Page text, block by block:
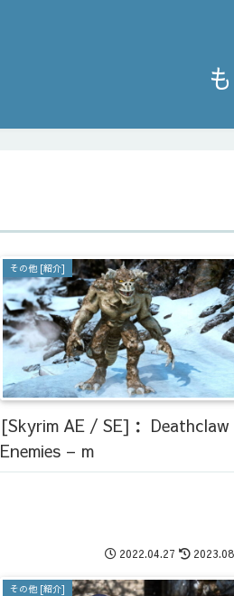
その他 [紹介]
[Skyrim AE / SE]： Deathclaw
Enemies – m
2022.04.27
その他 [紹介]